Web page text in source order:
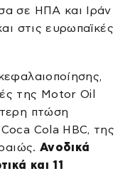
σε ΗΠΑ και Ιράν
στις ευρωπαϊκές
της Motor Oil
πτώση
Cola HBC, της
Ανοδικά
και 11